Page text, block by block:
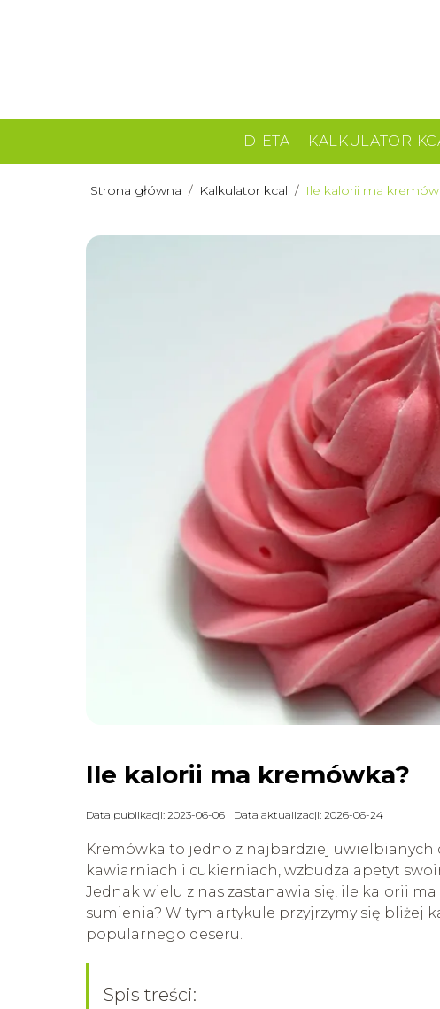
DIETA KALKULATOR
Strona główna / Kalkulator kcal / Ile kalorii ma
Ile kalorii ma kremówka?
Data publikacji: 2023-06-06 Data aktualizacji: 2026-06-24
Kremówka to jedno z najbardziej uwielbianych
kawiarniach i cukierniach, wzbudza apetyt
Jednak wielu z nas zastanawia się, ile kalorii
sumienia? W tym artykule przyjrzymy się
popularnego deseru.
Spis treści: